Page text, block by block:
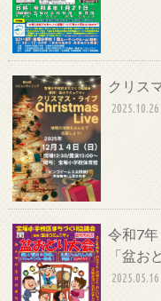
クリス
2025.10.26
令和7年
「盆お
2025.05.16